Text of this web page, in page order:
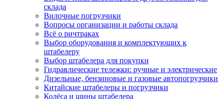
склада
Вилочные погрузчики
Вопросы организации и работы склада
Всё о ричтраках
Выбор оборудования и комплектующих к
штабелеру
Выбор штабелера для покупки
Гидравлические тележки: ручные и электрические
Дизельные, бензиновые и газовые автопогрузчики
Китайские штабелеры и погрузчики
Колёса и шины штабелера